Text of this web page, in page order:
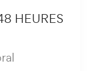
HEURES